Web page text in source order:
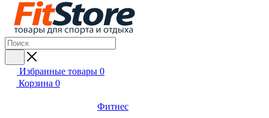
Избранные товары 0
Корзина 0
Фитнес